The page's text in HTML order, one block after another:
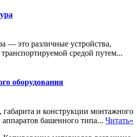
— это различные устройства,
средой путем...
оборудования
и конструкции монтажного
башенного типа... Читать»